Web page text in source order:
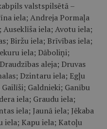
valstspilsētā –
iela; Andreja Pormaļa
iela; Avotu iela;
Biržu iela; Brīvības iela;
iela; Dāboliņi;
aleja; Druvas
Dzintaru iela; Egļu
Galdnieki; Ganību
iela; Graudu iela;
iela; Jaunā iela; Jēkaba
iela; Kapu iela; Katoļu